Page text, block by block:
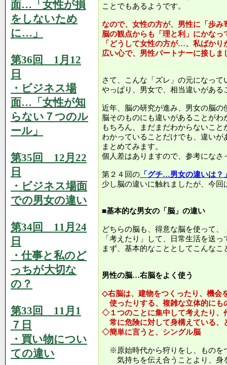
面…「女性が損
をしないため
に…」
第36回 1月12
日
・ビジネス場
面…「女性が知
らない７つのル
ール」
第35回 12月22
日
・ビジネス場面
での男女の違い
第34回 11月24
日
・仕事と私のど
っちが大切な
の？
第33回 11月1
７日
・買い物につい
ての違い
ことでもあるようです。
なので、女性の方が、男性に「歩み
脳の観点からも「理と利」にかなっ
「どうして女性の方が…、私ばか
広い心で、男性パートナーに接しま
さて、こんな「ズレ」の元になっ
やっぱり、男女で、相当違いがあ
近年、脳の研究が進み、男女の脳の
脳そのものにも違いがあることがわ
もちろん、まだまだわからないこ
わかっていることだけでも、違い
まとめてみます。
個人差はありますので、参考になさ
第２４回の 「グチ…男女の違いは？
少し脳の違いに触れましたが、今
■基本的な男女の「脳」の違い
どちらの脳も、得意な脳を使って、
「考えたり」して、日常生活を送っ
まず、基本的なこととしてこんな
男性の脳…右脳をよく使う
◇右脳は、建物をつくったり、機会
使ったりする、複雑な立体的にも
◇１つのことに集中して考えたり、
常に危険に対して身構えている、
◇簡単に言うと、シングル脳
※原始時代から狩りをし、ものを
気持ちを伝え合うことより、身